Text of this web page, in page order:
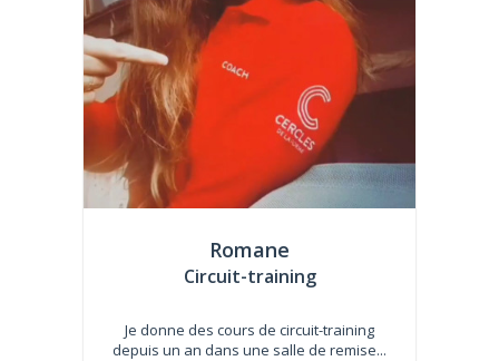
Romane
Circuit-training
Je donne des cours de circuit-training
depuis un an dans une salle de remise...